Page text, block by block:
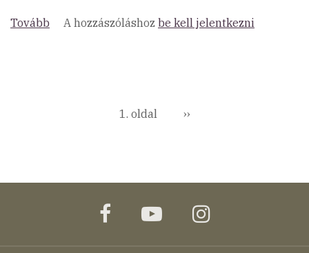
Tovább (Interregionális
A hozzászóláshoz be kell jelentkezni
Oldalszámozás1. oldal
Következő
››
facebookyoutubeinstagram